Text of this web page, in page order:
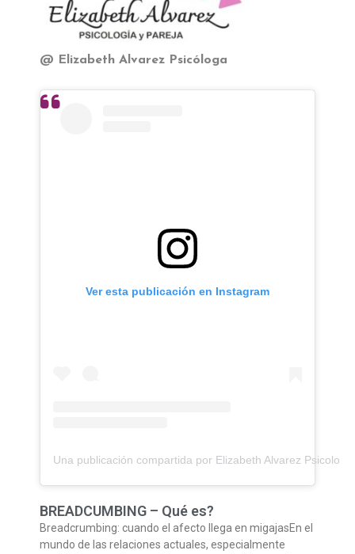
@ Elizabeth Alvarez Psicóloga
Ver esta publicación en Instagram
Una publicación compartida por Elizabeth Alvarez
BREADCUMBING – Qué es?
Breadcrumbing: cuando el afecto llega en migajasEn el
mundo de las relaciones actuales, especialmente